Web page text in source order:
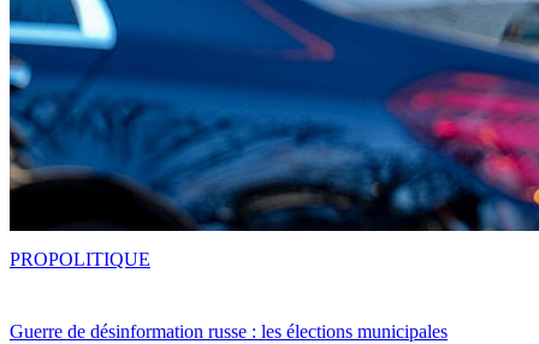
Guerre de désinformation russe : les élections municipales
PROPOLITIQUE